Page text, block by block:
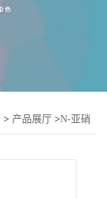
> 产品展厅 >N-亚硝